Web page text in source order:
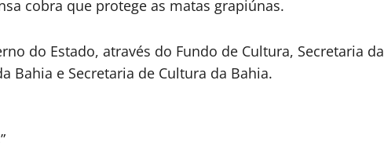
cobra que protege as matas grapiúnas.
do Estado, através do Fundo de Cultura, Secretaria da
Bahia e Secretaria de Cultura da Bahia.